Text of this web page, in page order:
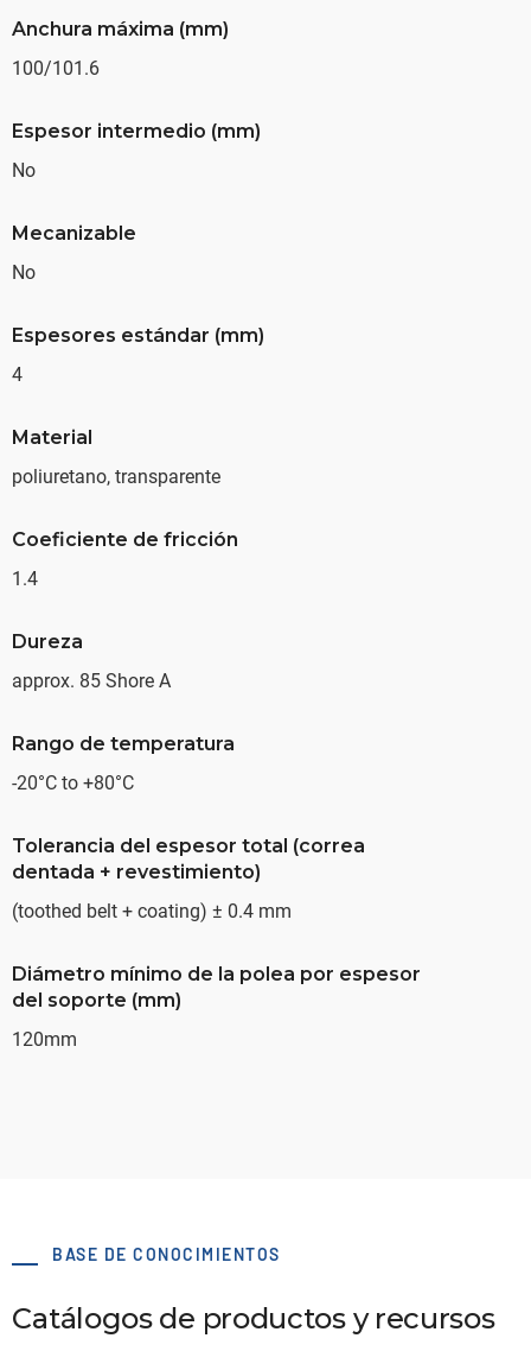
Anchura máxima (mm)
100/101.6
Espesor intermedio (mm)
No
Mecanizable
No
Espesores estándar (mm)
4
Material
poliuretano, transparente
Coeficiente de fricción
1.4
Dureza
approx. 85 Shore A
Rango de temperatura
-20°C to +80°C
Tolerancia del espesor total (correa
dentada + revestimiento)
(toothed belt + coating) ± 0.4 mm
Diámetro mínimo de la polea por espesor
del soporte (mm)
120mm
BASE DE CONOCIMIENTOS
Catálogos de productos y recursos